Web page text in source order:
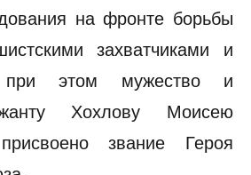
на фронте борьбы
захватчиками и
при этом мужество и
Хохлову Моисею
звание Героя